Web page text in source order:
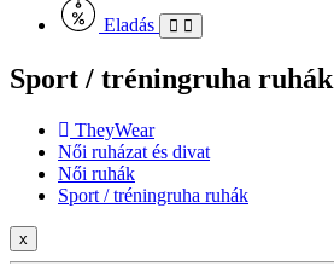
Eladás
Sport / tréningruha ruhák
TheyWear
Női ruházat és divat
Női ruhák
Sport / tréningruha ruhák
x